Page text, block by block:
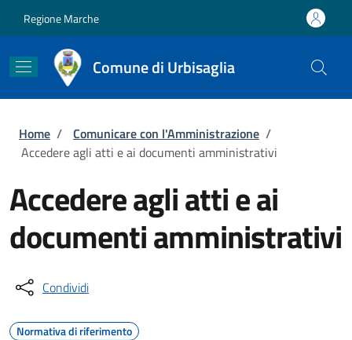
Regione Marche
Comune di Urbisaglia
Briciole di pane
Home / Comunicare con l'Amministrazione /
Accedere agli atti e ai documenti amministrativi
Accedere agli atti e ai
documenti amministrativi
Condividi
Normativa di riferimento